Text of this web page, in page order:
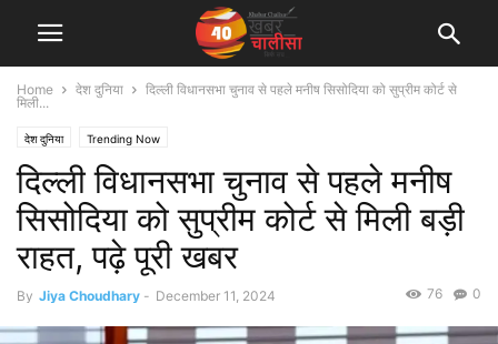
Home देश दुनिया
दिल्ली विधानसभा चुनाव से पहले मनीष सिसोदिया को सुप्रीम कोर्ट से
मिली...
देश दुनिया Trending Now
दिल्ली विधानसभा चुनाव से पहले मनीष
सिसोदिया को सुप्रीम कोर्ट से मिली बड़ी
राहत, पढ़े पूरी खबर
By Jiya Choudhary - December 11, 2024 0
76